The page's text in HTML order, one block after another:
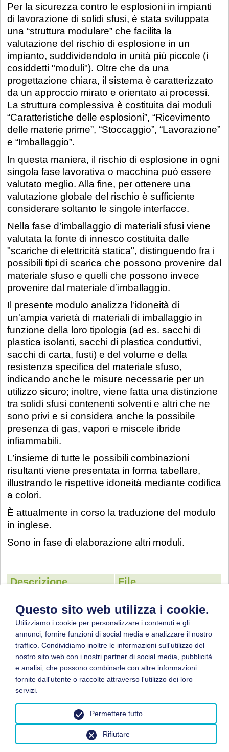
Per la sicurezza contro le esplosioni in impianti
di lavorazione di solidi sfusi, è stata sviluppata
una “struttura modulare” che facilita la
valutazione del rischio di esplosione in un
impianto, suddividendolo in unità più piccole (i
cosiddetti "moduli"). Oltre che da una
progettazione chiara, il sistema è caratterizzato
da un approccio mirato e orientato ai processi.
La struttura complessiva è costituita dai moduli
“Caratteristiche delle esplosioni”, “Ricevimento
delle materie prime”, “Stoccaggio”, “Lavorazione”
e “Imballaggio”.
In questa maniera, il rischio di esplosione in ogni
singola fase lavorativa o macchina può essere
valutato meglio. Alla fine, per ottenere una
valutazione globale del rischio è sufficiente
considerare soltanto le singole interfacce.
Nella fase d’imballaggio di materiali sfusi viene
valutata la fonte di innesco costituita dalle
"scariche di elettricità statica", distinguendo fra i
possibili tipi di scarica che possono provenire dal
materiale sfuso e quelli che possono invece
provenire dal materiale d’imballaggio.
Il presente modulo analizza l'idoneità di
un'ampia varietà di materiali di imballaggio in
funzione della loro tipologia (ad es. sacchi di
plastica isolanti, sacchi di plastica conduttivi,
sacchi di carta, fusti) e del volume e della
resistenza specifica del materiale sfuso,
indicando anche le misure necessarie per un
utilizzo sicuro; inoltre, viene fatta una distinzione
tra solidi sfusi contenenti solventi e altri che ne
sono privi e si considera anche la possibile
presenza di gas, vapori e miscele ibride
infiammabili.
L’insieme di tutte le possibili combinazioni
risultanti viene presentata in forma tabellare,
illustrando le rispettive idoneità mediante codifica
a colori.
È attualmente in corso la traduzione del modulo
in inglese.
Sono in fase di elaborazione altri moduli.
Descrizione File
esplosioni in impianti
di lavorazione di
materiali sfusi - Modulo
“Imballaggio” (versione
inglese)
Download (1,95 MB)
© 2026 by BGN
Questo sito web utilizza i cookie.
Utilizziamo i cookie per personalizzare i contenuti e gli
annunci, fornire funzioni di social media e analizzare il nostro
traffico. Condividiamo inoltre le informazioni sull'utilizzo del
nostro sito web con i nostri partner di social media, pubblicità
e analisi, che possono combinarle con altre informazioni
fornite dall'utente o raccolte attraverso l'utilizzo dei loro
servizi.
Rifiutare
Permettere tutto